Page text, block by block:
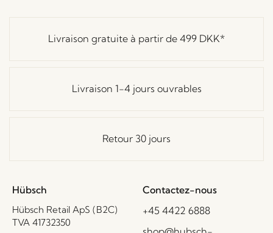
Livraison gratuite à partir de 499 DKK*
Livraison 1-4 jours ouvrables
Retour 30 jours
Hübsch
Hübsch Retail ApS (B2C)
TVA 41732350
Contactez-nous
+45 4422 6888